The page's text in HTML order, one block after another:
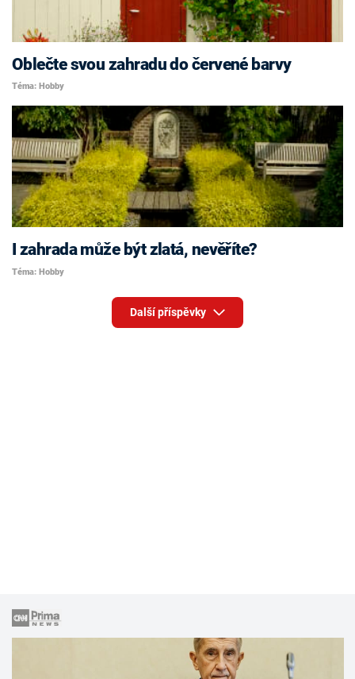
Oblečte svou zahradu do červené barvy
Téma: Hobby
I zahrada může být zlatá, nevěříte?
Téma: Hobby
Další příspěvky